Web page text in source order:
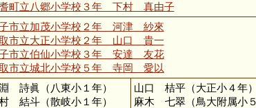
町立八郷小学校３年 下村 真由子
市立加茂小学校２年 河津 紗來
市立大正小学校２年 山口 貴一
市立伯仙小学校３年 安達 友花
市立城北小学校５年 寺岡 愛以
詩眞（八東小１年）
結斗（散岐小１年）
山口 桔平（大正小４年）
麻木 七翠（鳥大附属小５